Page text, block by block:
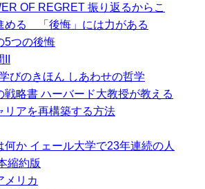
OF REGRET 振り返るからこ
める 「後悔」には力がある
5つの後悔
II
びのきほん しあわせの哲学
戦略書 ハーバード大教授が教える
リアを再構築する方法
何か イェール大学で23年連続の人
縮約版
メリカ